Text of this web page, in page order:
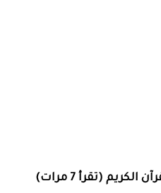
(تقرأ 7 مرات)